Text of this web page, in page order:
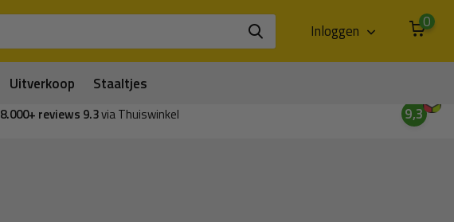
Inloggen 0
Uitverkoop Staaltjes
8.000+ reviews 9.3via Thuiswinkel 9,3